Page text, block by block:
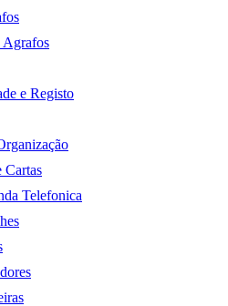
Agrafos
e Registo
Cartas
Telefonica